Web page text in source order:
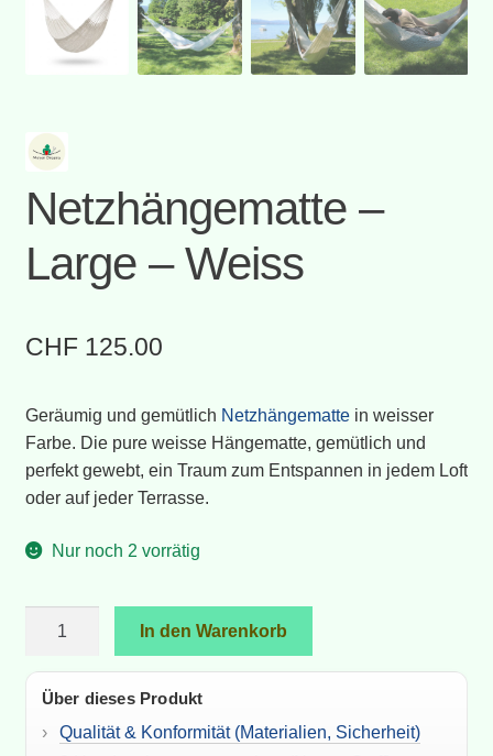
Netzhängematte –
Large – Weiss
CHF125.00
Geräumig und gemütlich Netzhängemattein weisser
Farbe. Die pure weisse Hängematte, gemütlich und
perfekt gewebt, ein Traum zum Entspannen in jedem Loft
oder auf jeder Terrasse.
Nur noch 2 vorrätig
Large
Weiss
In den Warenkorb
Über dieses Produkt
Qualität & Konformität (Materialien, Sicherheit)